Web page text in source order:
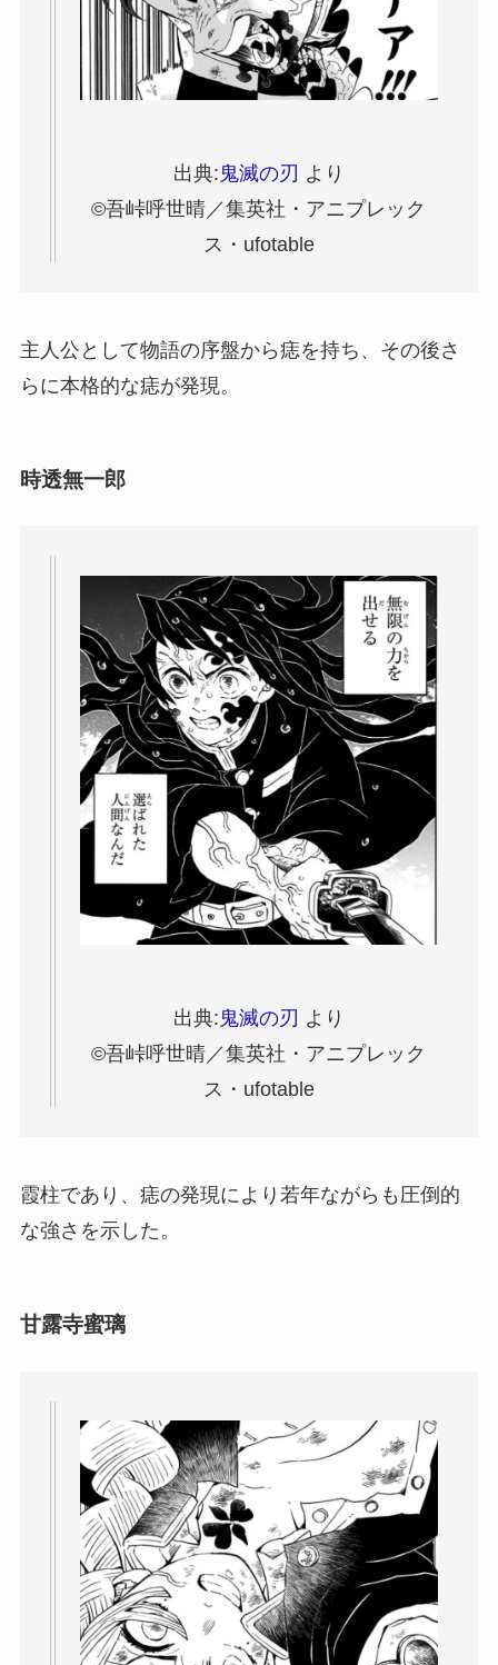
出典: 鬼滅の刃 より
©吾峠呼世晴／集英社・アニプレック
ス・ufotable
主人公として物語の序盤から痣を持ち、その後さ
らに本格的な痣が発現。
時透無一郎
出典: 鬼滅の刃 より
©吾峠呼世晴／集英社・アニプレック
ス・ufotable
霞柱であり、痣の発現により若年ながらも圧倒的
な強さを示した。
甘露寺蜜璃